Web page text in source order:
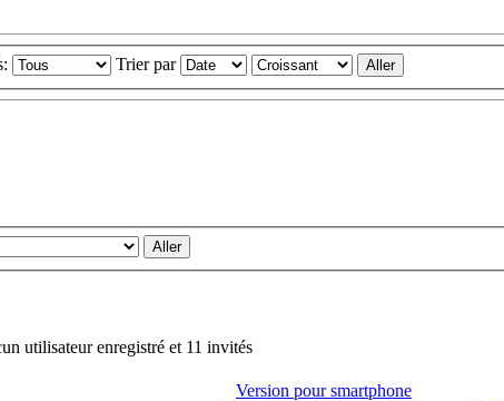
Trier par
utilisateur enregistré et 11 invités
Version pour smartphone